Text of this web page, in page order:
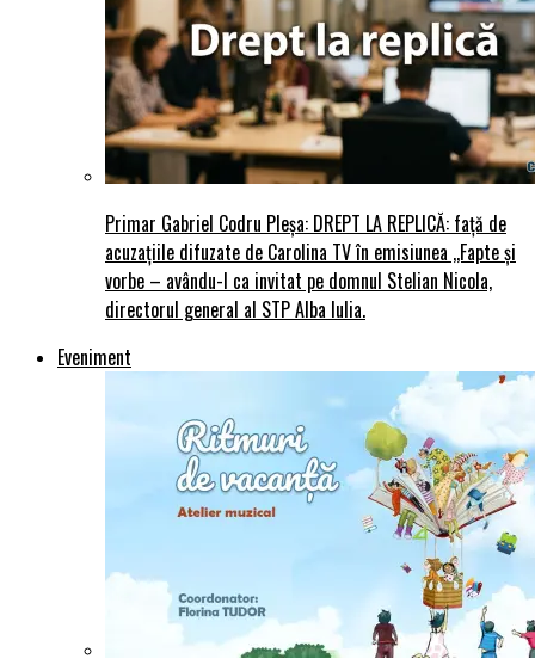
Primar Gabriel Codru Pleșa: DREPT LA REPLICĂ: față de
acuzațiile difuzate de Carolina TV în emisiunea ,,Fapte și
vorbe – avându-l ca invitat pe domnul Stelian Nicola,
directorul general al STP Alba Iulia.
Eveniment